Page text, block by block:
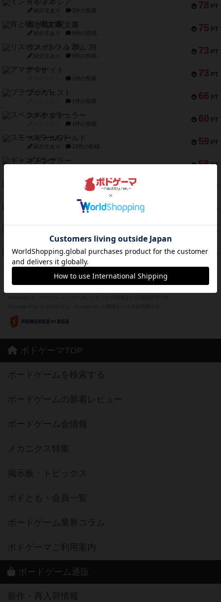
78 PT
インドネシア
紹介文あり 2件の投稿
75 PT
宵と暁の呪文書
紹介文あり 8件の投稿
73 PT
リスボン・トラム 28
紹介文あり 9件の投稿
73 PT
アマナイト
1件の投稿
66 PT
ブラヴェスト
1件の投稿
60 PT
スペクタキュラー
1件の投稿
59 PT
スモールワールド
紹介文あり 13件の投稿
58 PT
ギャンブラー
PT
Bitter End ブタペスト救出作戦
1件の投稿
PT
1件の投稿
PT
紹介文なし 0件の投稿
39 PT
ふたつの城の物語
紹介文あり 6件の投稿
※Apple、Apple のロゴ は、米国および他の国々で登録されたApple Inc.の商標です。
ボドゲーマTOP
ボードゲームを検索する
ボードゲームの新着レビュー
ボードゲーム会情報
メカニクス特集
掲示板・トピックス
ボドとも・会員一覧
ボードゲーム業界コラム
ボドゲーマご利用案内
ボードゲーム通販
新作・再入荷情報